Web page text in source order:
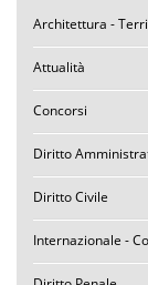
Architettura -
Attualità
Concorsi
Diritto
Diritto Civile
Internazionale -